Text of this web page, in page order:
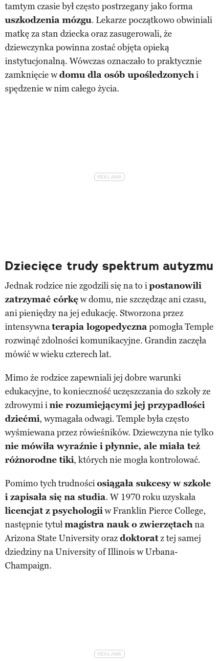
tamtym czasie był często postrzegany jako forma
uszkodzenia mózgu. Lekarze początkowo obwiniali
matkę za stan dziecka oraz zasugerowali, że
dziewczynka powinna zostać objęta opieką
instytucjonalną. Wówczas oznaczało to praktycznie
zamknięcie wdomu dla osób upośledzonychi
spędzenie w nim całego życia.
Dziecięce trudy spektrum autyzmu
Jednak rodzice nie zgodzili się na to ipostanowili
zatrzymać córkęw domu, nie szczędząc ani czasu,
ani pieniędzy na jej edukację. Stworzona przez
intensywnaterapia logopedycznapomogła Temple
rozwinąć zdolności komunikacyjne. Grandin zaczęła
mówić w wieku czterech lat.
Mimo że rodzice zapewniali jej dobre warunki
edukacyjne, to konieczność uczęszczania do szkoły ze
zdrowymi inie rozumiejącymi jej przypadłości
dziećmi, wymagała odwagi. Temple była często
wyśmiewana przez rówieśników. Dziewczyna nie tylko
nie mówiła wyraźnie i płynnie, ale miała też
różnorodne tiki, których nie mogła kontrolować.
Pomimo tych trudnościosiągała sukcesy w szkole
i zapisała się na studia. W 1970 roku uzyskała
licencjat z psychologiiw Franklin Pierce College,
następnie tytułmagistra nauk o zwierzętachna
Arizona State University orazdoktoratz tej samej
dziedziny na University of Illinois w Urbana-
Champaign.